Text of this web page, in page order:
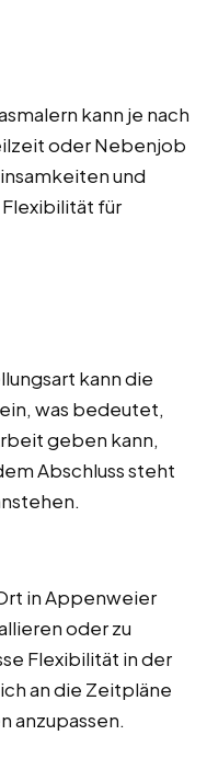
kann je nach
oder Nebenjob
und
für
kann die
was bedeutet,
geben kann,
Abschluss steht
in Appenweier
oder zu
Flexibilität in der
an die Zeitpläne
anzupassen.